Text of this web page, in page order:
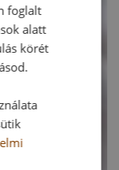
foglalt
alatt
körét